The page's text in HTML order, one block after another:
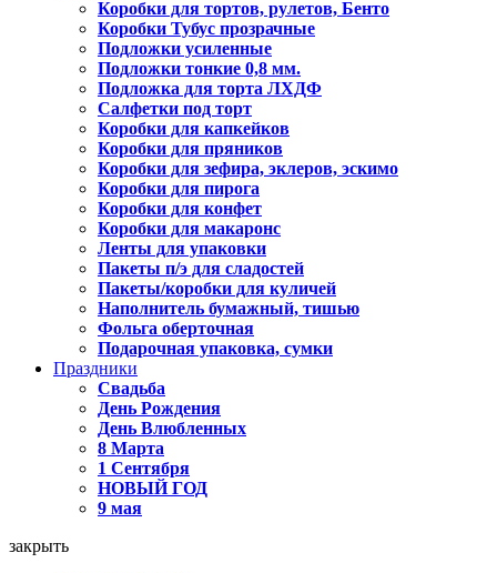
Коробки для тортов, рулетов, Бенто
Коробки Тубус прозрачные
Подложки усиленные
Подложки тонкие 0,8 мм.
Подложка для торта ЛХДФ
Салфетки под торт
Коробки для капкейков
Коробки для пряников
Коробки для зефира, эклеров, эскимо
Коробки для пирога
Коробки для конфет
Коробки для макаронс
Ленты для упаковки
Пакеты п/э для сладостей
Пакеты/коробки для куличей
Наполнитель бумажный, тишью
Фольга оберточная
Подарочная упаковка, сумки
Праздники
Свадьба
День Рождения
День Влюбленных
8 Марта
1 Сентября
НОВЫЙ ГОД
9 мая
закрыть